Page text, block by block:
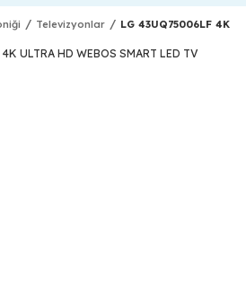
Televizyonlar LG 43UQ75006LF 4K